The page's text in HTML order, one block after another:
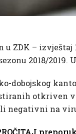
ZDK – izvještaj
2018/
dobojskog
otkriven
negativni na